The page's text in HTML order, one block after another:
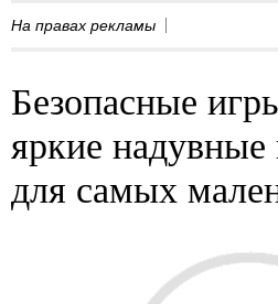
На правах рекламы
Безопасные
яркие
для самых